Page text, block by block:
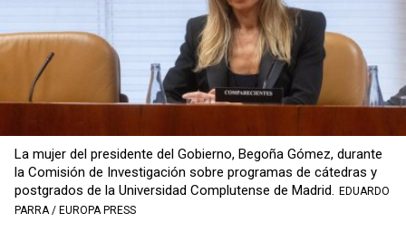
La mujer del presidente del Gobierno, Begoña Gómez, durante
la Comisión de Investigación sobre programas de cátedras y
postgrados de la Universidad Complutense de Madrid. EDUARDO
PARRA / EUROPA PRESS